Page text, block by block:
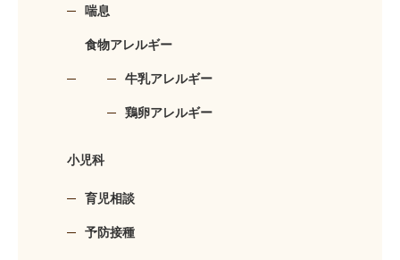
喘息
食物アレルギー
牛乳アレルギー
鶏卵アレルギー
小児科
育児相談
予防接種